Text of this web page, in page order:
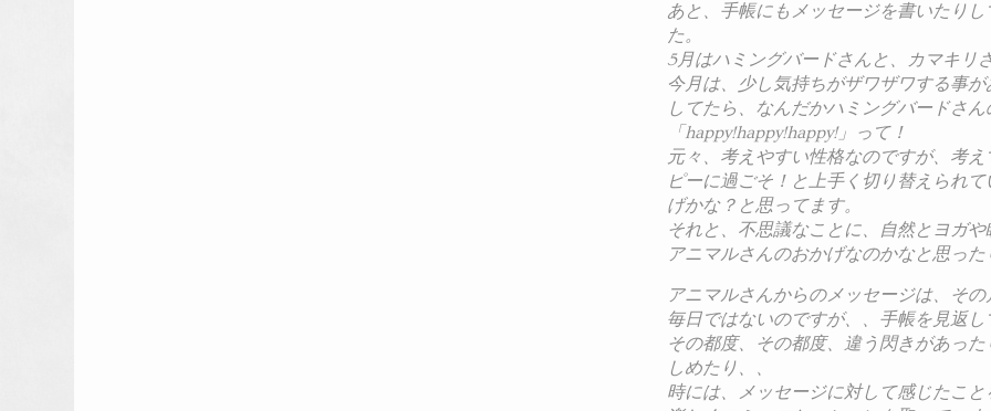
あと、手帳にもメッセージを書いたり
た。
5月はハミングバードさんと、カマキリ
今月は、少し気持ちがザワザワする事
してたら、なんだかハミングバードさ
「happy!happy!happy!」って！
元々、考えやすい性格なのですが、考
ピーに過ごそ！と上手く切り替えられ
げかな？と思ってます。
それと、不思議なことに、自然とヨガ
アニマルさんのおかげなのかなと思っ
アニマルさんからのメッセージは、そ
毎日ではないのですが、、手帳を見返
その都度、その都度、違う閃きがあった
しめたり、、
時には、メッセージに対して感じたこ